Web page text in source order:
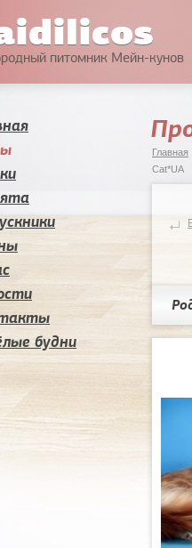
питомник Мейн-кунов
будни
Главная
Cat*UA